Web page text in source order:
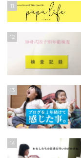
11
12
13
14